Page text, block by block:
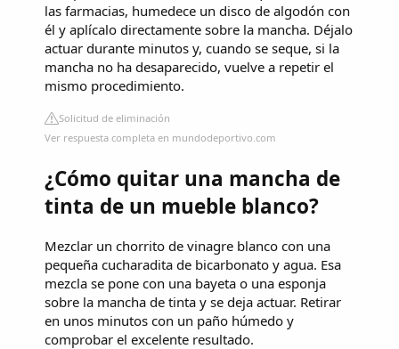
las farmacias, humedece un disco de algodón con
él y aplícalo directamente sobre la mancha. Déjalo
actuar durante minutos y, cuando se seque, si la
mancha no ha desaparecido, vuelve a repetir el
mismo procedimiento.
Solicitud de eliminación
Ver respuesta completa en mundodeportivo.com
¿Cómo quitar una mancha de
tinta de un mueble blanco?
Mezclar un chorrito de vinagre blanco con una
pequeña cucharadita de bicarbonato y agua. Esa
mezcla se pone con una bayeta o una esponja
sobre la mancha de tinta y se deja actuar. Retirar
en unos minutos con un paño húmedo y
comprobar el excelente resultado.